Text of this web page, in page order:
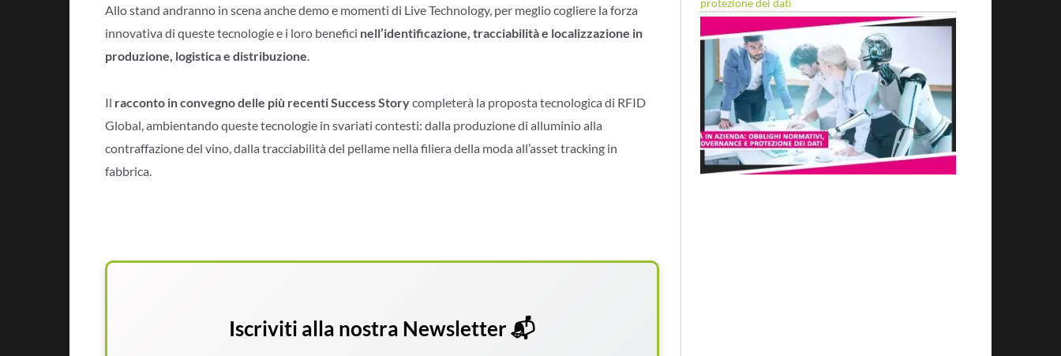
Allo stand andranno in scena anche demo e momenti di Live Technology, per meglio cogliere la forza
innovativa di queste tecnologie e i loro benefici nell’identificazione, tracciabilità e localizzazione in
produzione, logistica e distribuzione.
Il racconto in convegno delle più recenti Success Storycompleterà la proposta tecnologica di RFID
Global, ambientando queste tecnologie in svariati contesti: dalla produzione di alluminio alla
contraffazione del vino, dalla tracciabilità del pellame nella filiera della moda all’asset tracking in
fabbrica.
Iscriviti alla nostra Newsletter 📬